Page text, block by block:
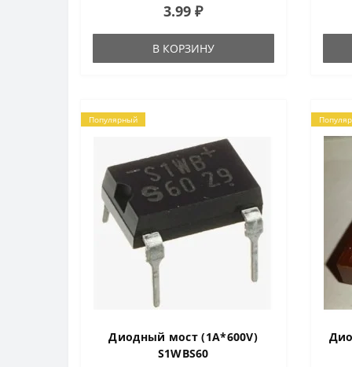
кремниевых, диффузионных диодов,
Предназначены для пре..
3.99 ₽
В КОРЗИНУ
В
Популярный
Диодный мост (1A*600V)
S1WBS60